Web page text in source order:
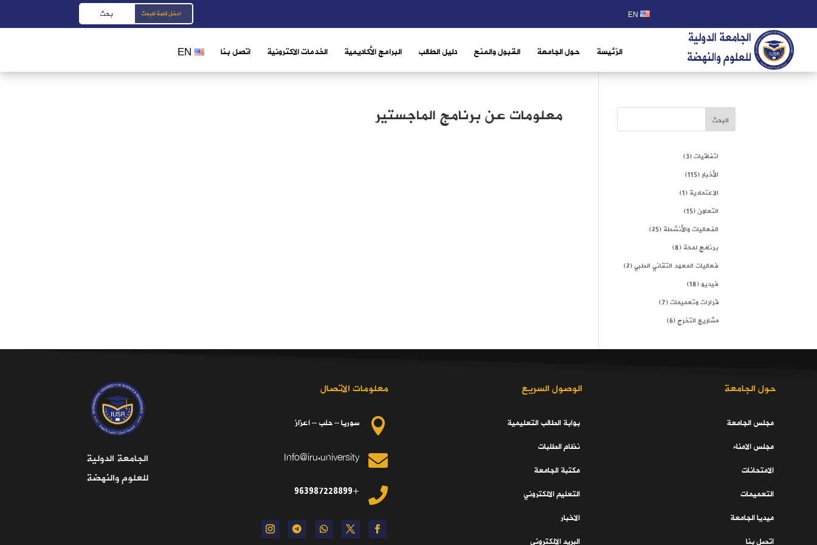
EN
الرّئيسة حول الجامعة القبول والمنح دليل الطالب البرامج الأكاديمية الخدمات الاكترونية اتصل بنا EN
معلومات عن برنامج الماجستير البحث
اتفاقيات(3)
الأخبار(115)
الاعتمادية(1)
التعاون(15)
الفعاليات والأنشطة(25)
برنامج لمحة(8)
فعاليات المعهد التقاني الطبي(2)
فيديو(18)
قرارات وتعميمات(7)
مشاريع التخرج(6)
الجامعة الدولية
للعلوم والنهضة
معلومات الاتصال

سوريا – حلب – اعزاز

Info@iru.university

+963987228899
الوصول السريع
بوابة الطالب التعليمية
نظام الطلبات
مكتبة الجامعة
التعليم الالكتروني
الاخبار
البريد الالكتروني
حول الجامعة
مجلس الجامعة
مجلس الامناء
الامتحانات
التعميمات
ميديا الجامعة
اتصل بنا